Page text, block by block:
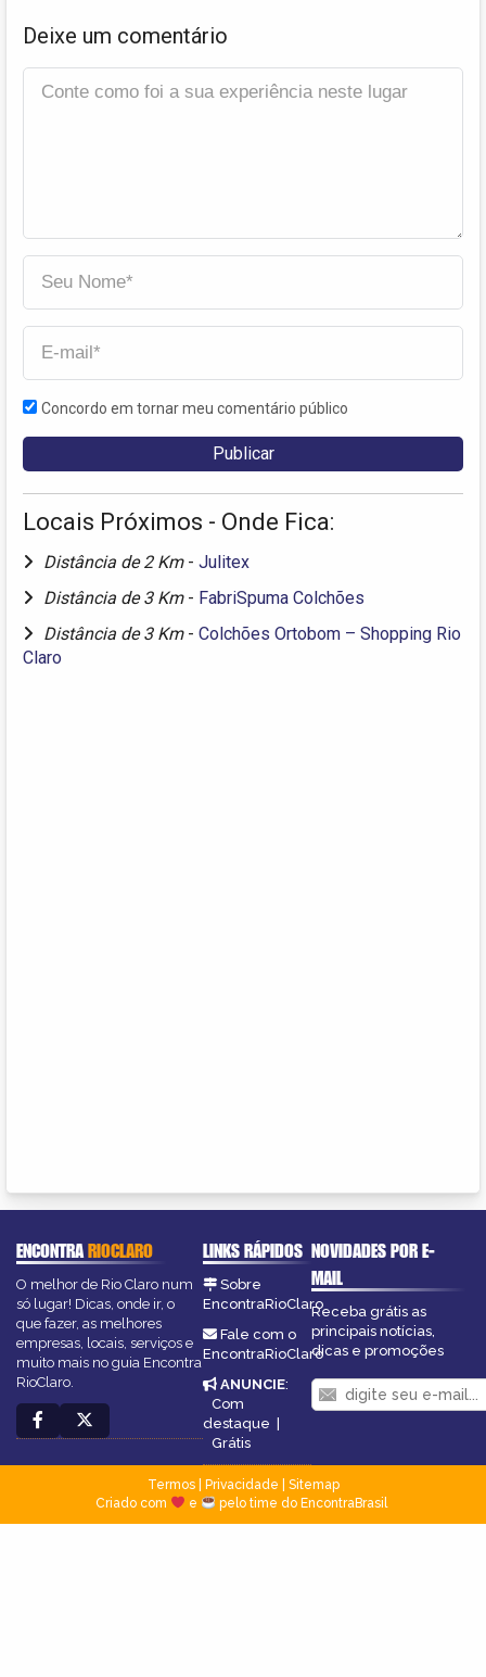
Deixe um comentário
Concordo em tornar meu comentário público
Locais Próximos - Onde Fica:
Distância de 2 Km - Julitex
Distância de 3 Km - FabriSpuma Colchões
Distância de 3 Km - Colchões Ortobom – Shopping Rio
Claro
ENCONTRARIOCLARO
O melhor de Rio Claro num
só lugar! Dicas, onde ir, o
que fazer, as melhores
empresas, locais, serviços e
muito mais no guia Encontra
RioClaro.
LINKS RÁPIDOS
Sobre
EncontraRioClaro
Fale com o
EncontraRioClaro
ANUNCIE:
Com
destaque
Grátis
NOVIDADES POR E-
MAIL
Receba grátis as
principais notícias,
dicas e promoções
Termos| Privacidade
Sitemap
Criado com
e pelo time do EncontraBrasil